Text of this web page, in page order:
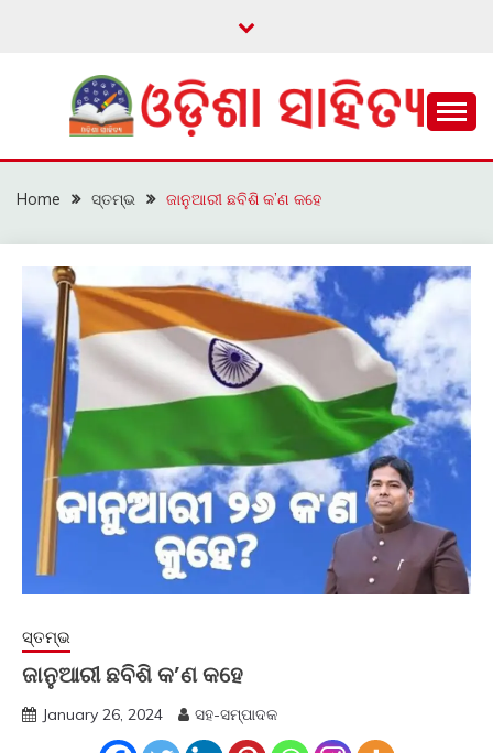
ଓଡ଼ିଶା ସାହିତ୍ୟ
Home ସ୍ତମ୍ଭ ଜାନୁଆରୀ ଛବିଶି କ’ଣ କହେ
ସ୍ତମ୍ଭ
ଜାନୁଆରୀ ଛବିଶି କ’ଣ କହେ
January 26, 2024 ସହ-ସମ୍ପାଦକ